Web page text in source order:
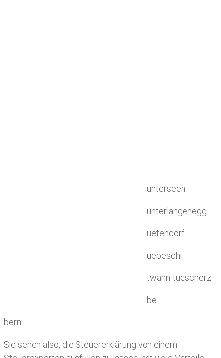
unterseen
unterlangenegg
uetendorf
uebeschi
twann-tuescherz
be
bern
Sie sehen also, die Steuererklärung von einem